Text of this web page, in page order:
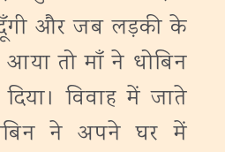
और जब लड़की के
तो माँ ने धोबिन
विवाह में जाते
ने अपने घर में